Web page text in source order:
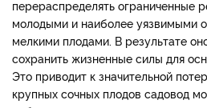
перераспределять ограниченные
молодыми и наиболее уязвимыми
мелкими плодами. В результате
сохранить жизненные силы для
Это приводит к значительной
крупных сочных плодов садовод